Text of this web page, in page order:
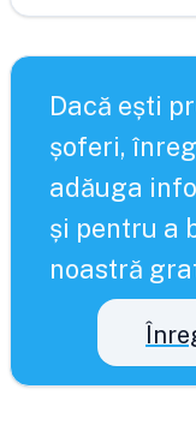
Dacă ești
șoferi,
adăuga
și pentru a
noastră